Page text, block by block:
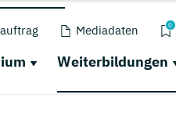
Mediadaten 0
Weiterbildungen